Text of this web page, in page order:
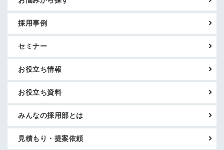
採用事例
セミナー
お役立ち情報
お役立ち資料
みんなの採用部とは
見積もり・提案依頼